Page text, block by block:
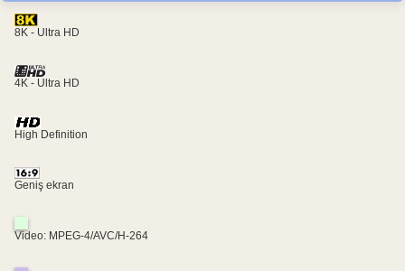
8K - Ultra HD
4K - Ultra HD
High Definition
Geniş ekran
Video: MPEG-4/AVC/H-264